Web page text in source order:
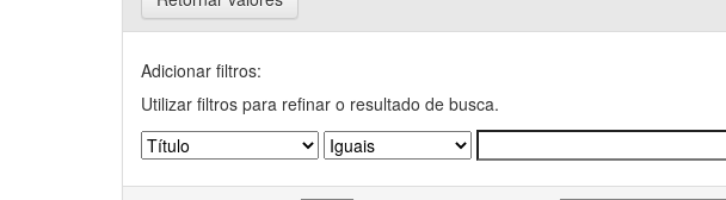
Adicionar filtros:
Utilizar filtros para refinar o resultado de busca.